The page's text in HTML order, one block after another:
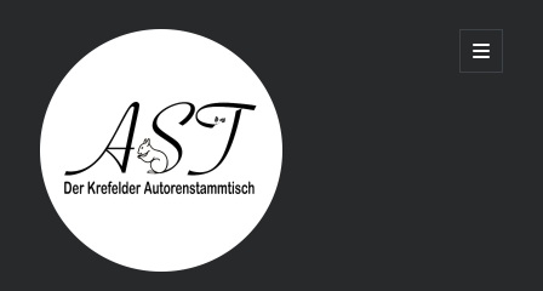
Krefelder
AST
open
primary